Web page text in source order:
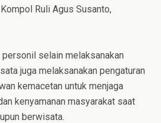
Ruli Agus Susanto,
personil selain melaksanakan
juga melaksanakan pengaturan
kemacetan untuk menjaga
kenyamanan masyarakat saat
berwisata.